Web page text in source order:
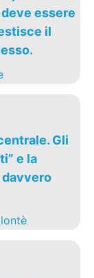
essere
il
Gli
e la
davvero